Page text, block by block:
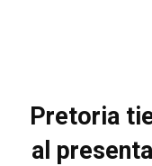
Pretoria
al